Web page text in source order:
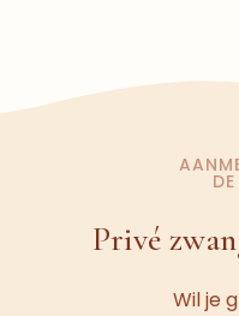
Privé
Wil je